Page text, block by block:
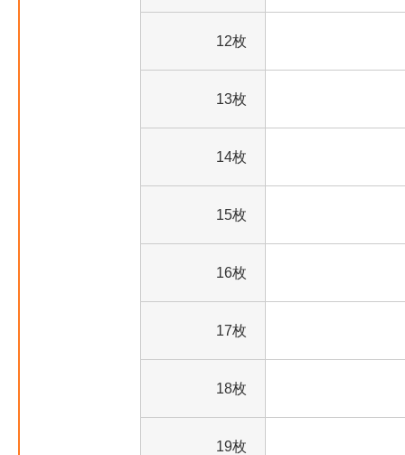
12枚
13枚
14枚
15枚
16枚
17枚
18枚
19枚